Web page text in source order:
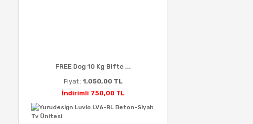
FREE Dog 10 Kg Bifte ...
Fiyat : 1.050,00 TL
İndirimli 750,00 TL